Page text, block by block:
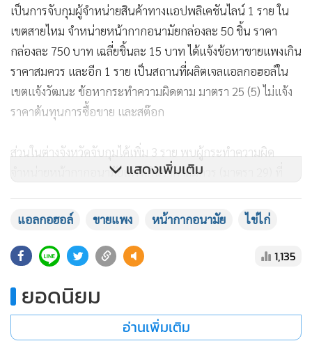
เป็นการจับกุมผู้จำหน่ายสินค้าทางแอปพลิเคชันไลน์ 1 ราย ใน
เขตสายไหม จำหน่ายหน้ากากอนามัยกล่องละ 50 ชิ้น ราคา
กล่องละ 750 บาท เฉลี่ยชิ้นละ 15 บาท ได้แจ้งข้อหาขายแพงเกิน
ราคาสมควร และอีก 1 ราย เป็นสถานที่ผลิตเจลแอลกอฮอล์ใน
เขตแจ้งวัฒนะ ข้อหากระทำความผิดตาม มาตรา 25 (5) ไม่แจ้ง
ราคาต้นทุนการซื้อขาย และสต๊อก
ส่วนในต่างจังหวัดจับกุมได้เพิ่ม 3 ราย พบผู้กระทำความผิด
จำหน่ายหน้ากากอนามัยแพงเกินราคาสมควร (มาตรา 29) ที่
หน้ากากอนามัยผ่านทางเฟซบุ๊ก จำหน่ายในราคากล่องละ 730
ปราจีนบุรี 1 ราย ส่วนอีก 1 รายเป็นการเข้าตรวจค้นหน้ากาก
และปฏิเสธการจำหน่ายสินค้าควบคุม มาตรา 25 (5) และมาตรา
30 ทำให้สถิติการจับกุมผู้กระทำความผิดกรณีหน้ากากอนามัย
เจลแอลกอฮอล์และแอลกอฮอล์ เพิ่มขึ้นเป็น 265 ราย แยกเป็น
แสดงเพิ่มเติม
แอลกอฮอล์ ขายแพง หน้ากากอนามัย ไข่ไก่
1,135
ยอดนิยม
อ่านเพิ่มเติม